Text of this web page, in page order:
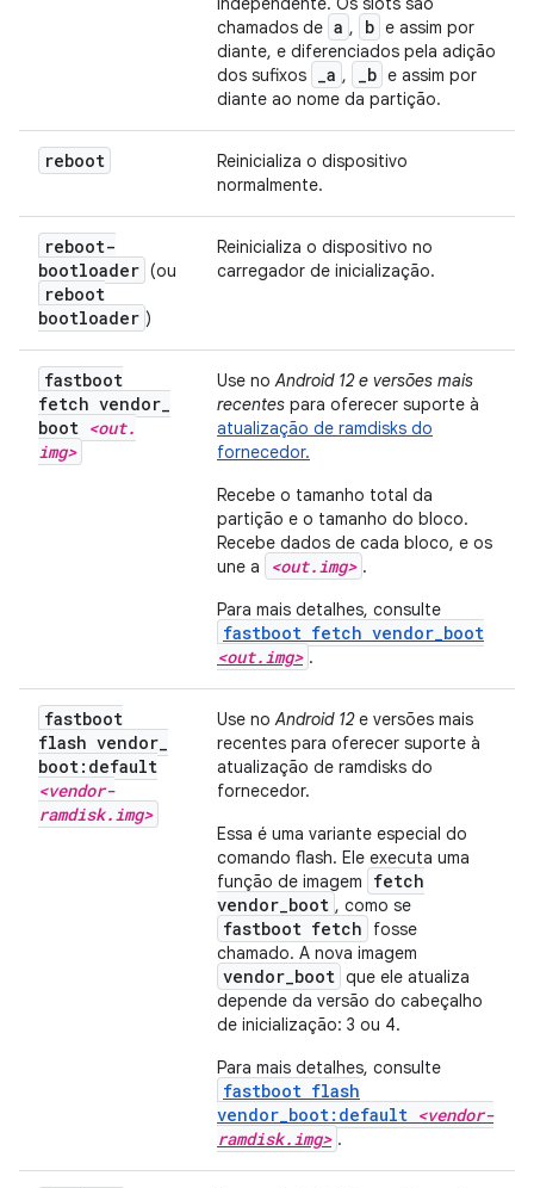
chamados de a , b e assim por
diante, e diferenciados pela adição
dos sufixos _a , _b e assim por
diante ao nome da partição.
reboot
Reinicializa o dispositivo
normalmente.
reboot-
bootloader (ou
reboot
bootloader )
Reinicializa o dispositivo no
carregador de inicialização.
fastboot
fetch vendor_
boot <out.
img>
Use noAndroid 12 e versões mais
recentes para oferecer suporte à
atualização de ramdisks do
fornecedor.
Recebe o tamanho total da
partição e o tamanho do bloco.
Recebe dados de cada bloco, e os
une a
<out.img> .
Para mais detalhes, consulte
fastboot fetch vendor_boot
<out.img> .
fastboot
flash vendor_
boot:default
<vendor-
ramdisk.img>
Use noAndroid 12e versões mais
recentes para oferecer suporte à
atualização de ramdisks do
fornecedor.
Essa é uma variante especial do
comando flash. Ele executa uma
função de imagem
fetch
vendor_boot , como se
fastboot fetch
fosse
chamado. A nova imagem
vendor_boot que ele atualiza
depende da versão do cabeçalho
de inicialização: 3 ou 4.
Para mais detalhes, consulte
fastboot flash
vendor_boot:default <vendor-
ramdisk.img> .